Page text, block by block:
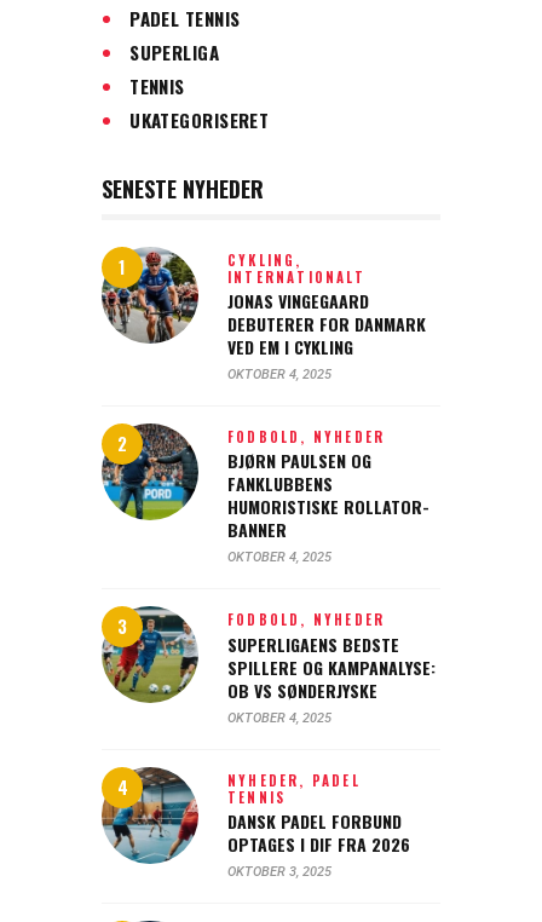
PADEL TENNIS
SUPERLIGA
TENNIS
UKATEGORISERET
SENESTE NYHEDER
CYKLING,
INTERNATIONALT
JONAS VINGEGAARD
DEBUTERER FOR DANMARK
VED EM I CYKLING
OKTOBER 4, 2025
FODBOLD, NYHEDER
BJØRN PAULSEN OG
FANKLUBBENS
HUMORISTISKE ROLLATOR-
BANNER
OKTOBER 4, 2025
FODBOLD, NYHEDER
SUPERLIGAENS BEDSTE
SPILLERE OG KAMPANALYSE:
OB VS SØNDERJYSKE
OKTOBER 4, 2025
NYHEDER, PADEL
TENNIS
DANSK PADEL FORBUND
OPTAGES I DIF FRA 2026
OKTOBER 3, 2025